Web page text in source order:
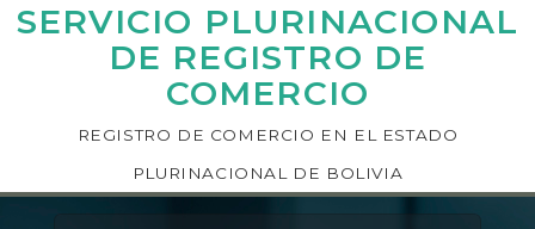
SERVICIO PLURINACIONAL
DE REGISTRO DE
COMERCIO
REGISTRO DE COMERCIO EN EL ESTADO
PLURINACIONAL DE BOLIVIA